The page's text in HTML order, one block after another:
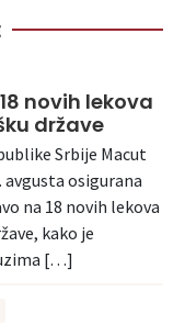
novih lekova
države
Srbije Macut
avgusta osigurana
na 18 novih lekova
kako je
[…]